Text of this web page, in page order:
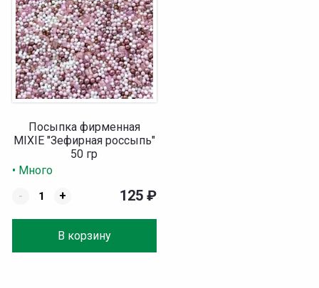
Посыпка фирменная
MIXIE "Зефирная россыпь"
50 гр
• Много
-
+
В корзину
125 ₽